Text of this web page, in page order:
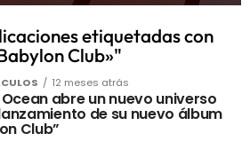
etiquetadas con
Club»"
12 meses atrás
abre un nuevo universo
de su nuevo álbum
Club”